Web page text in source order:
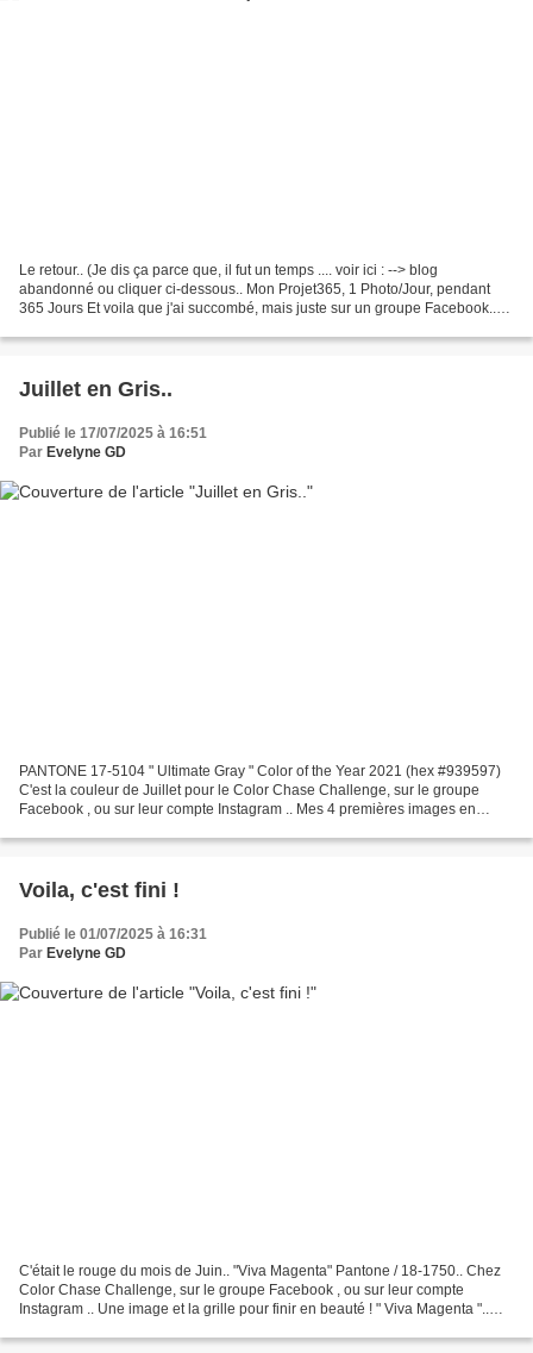
Le retour.. (Je dis ça parce que, il fut un temps .... voir ici : --> blog
abandonné ou cliquer ci-dessous.. Mon Projet365, 1 Photo/Jour, pendant
365 Jours Et voila que j'ai succombé, mais juste sur un groupe Facebook..
Juillet en Gris..
Publié le 17/07/2025 à 16:51
Par Evelyne GD
PANTONE 17-5104 " Ultimate Gray " Color of the Year 2021 (hex #939597)
C'est la couleur de Juillet pour le Color Chase Challenge, sur le groupe
Facebook , ou sur leur compte Instagram .. Mes 4 premières images en
Voila, c'est fini !
Publié le 01/07/2025 à 16:31
Par Evelyne GD
C'était le rouge du mois de Juin.. "Viva Magenta" Pantone / 18-1750.. Chez
Color Chase Challenge, sur le groupe Facebook , ou sur leur compte
Instagram .. Une image et la grille pour finir en beauté ! " Viva Magenta "..